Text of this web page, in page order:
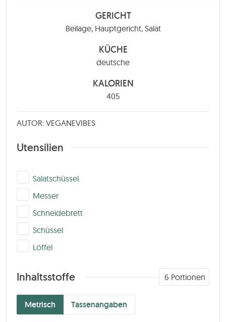
GERICHT
Beilage, Hauptgericht, Salat
KÜCHE
deutsche
KALORIEN
405
AUTOR: VEGANEVIBES
Utensilien
▢
Salatschüssel
▢Messer
▢
Schneidebrett
▢
Schüssel
▢Löffel
Inhaltsstoffe
Metrisch Tassenangaben
6 Portionen